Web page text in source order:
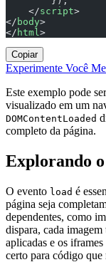
    </
script>
</ body>
</ html >
Copiar
Experimente Você
Este exemplo pode
visualizado em um
DOMContentLoaded
completo da página.
Explorando
O evento load é
página seja
dependentes, como
dispara, cada imagem
aplicadas e os
certo para código que